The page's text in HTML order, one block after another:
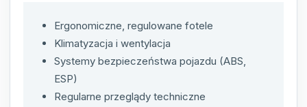
Ergonomiczne, regulowane fotele
Klimatyzacja i wentylacja
Systemy bezpieczeństwa pojazdu (ABS,
ESP)
Regularne przeglądy techniczne